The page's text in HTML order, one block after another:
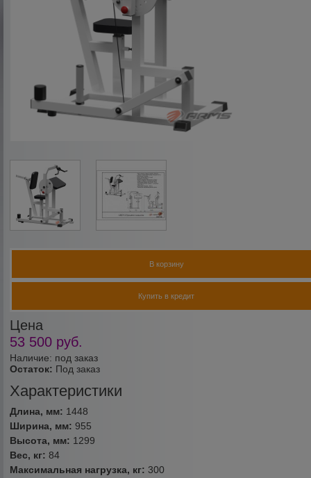
Наличие: под заказ
Остаток: Под заказ
Характеристики
Длина, мм: 1448
Ширина, мм:955
Высота, мм: 1299
Вес, кг:84
Максимальная нагрузка, кг:300
Цена
53 500 руб.
В корзину
Купить в кредит